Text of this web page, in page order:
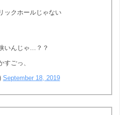
ックホールじゃない
いんじゃ…？？
すごっ、
September 18, 2019